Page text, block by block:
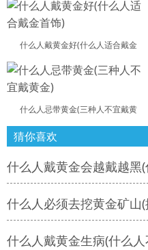
什么人戴黄金好(什么人适合戴金
什么人忌带黄金(三种人不宜戴黄
猜你喜欢
什么人戴黄金会越戴越黑
什么人必须去挖黄金矿山
什么人戴黄金生病(什么